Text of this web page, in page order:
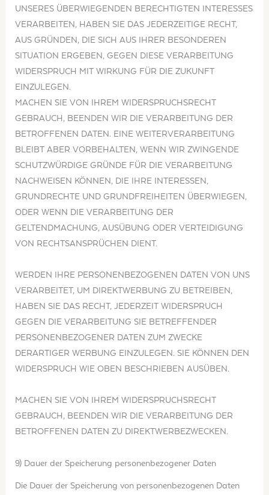
UNSERES ÜBERWIEGENDEN BERECHTIGTEN INTERESSES
VERARBEITEN, HABEN SIE DAS JEDERZEITIGE RECHT,
AUS GRÜNDEN, DIE SICH AUS IHRER BESONDEREN
SITUATION ERGEBEN, GEGEN DIESE VERARBEITUNG
WIDERSPRUCH MIT WIRKUNG FÜR DIE ZUKUNFT
EINZULEGEN.
MACHEN SIE VON IHREM WIDERSPRUCHSRECHT
GEBRAUCH, BEENDEN WIR DIE VERARBEITUNG DER
BETROFFENEN DATEN. EINE WEITERVERARBEITUNG
BLEIBT ABER VORBEHALTEN, WENN WIR ZWINGENDE
SCHUTZWÜRDIGE GRÜNDE FÜR DIE VERARBEITUNG
NACHWEISEN KÖNNEN, DIE IHRE INTERESSEN,
GRUNDRECHTE UND GRUNDFREIHEITEN ÜBERWIEGEN,
ODER WENN DIE VERARBEITUNG DER
GELTENDMACHUNG, AUSÜBUNG ODER VERTEIDIGUNG
VON RECHTSANSPRÜCHEN DIENT.
WERDEN IHRE PERSONENBEZOGENEN DATEN VON UNS
VERARBEITET, UM DIREKTWERBUNG ZU BETREIBEN,
HABEN SIE DAS RECHT, JEDERZEIT WIDERSPRUCH
GEGEN DIE VERARBEITUNG SIE BETREFFENDER
PERSONENBEZOGENER DATEN ZUM ZWECKE
DERARTIGER WERBUNG EINZULEGEN. SIE KÖNNEN DEN
WIDERSPRUCH WIE OBEN BESCHRIEBEN AUSÜBEN.
MACHEN SIE VON IHREM WIDERSPRUCHSRECHT
GEBRAUCH, BEENDEN WIR DIE VERARBEITUNG DER
BETROFFENEN DATEN ZU DIREKTWERBEZWECKEN.
9) Dauer der Speicherung personenbezogener Daten
Die Dauer der Speicherung von personenbezogenen Daten